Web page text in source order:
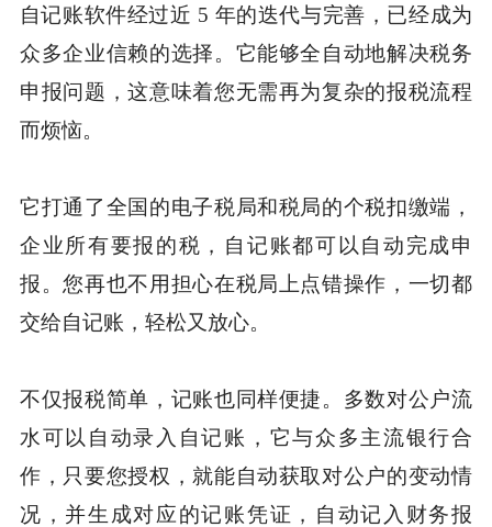
自记账软件经过近 5 年的迭代与完善，已经成为
众多企业信赖的选择。它能够全自动地解决税务
申报问题，这意味着您无需再为复杂的报税流程
而烦恼。
它打通了全国的电子税局和税局的个税扣缴端，
企业所有要报的税，自记账都可以自动完成申
报。您再也不用担心在税局上点错操作，一切都
交给自记账，轻松又放心。
不仅报税简单，记账也同样便捷。多数对公户流
水可以自动录入自记账，它与众多主流银行合
作，只要您授权，就能自动获取对公户的变动情
况，并生成对应的记账凭证，自动记入财务报